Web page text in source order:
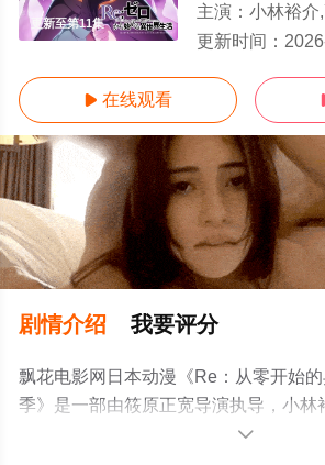
更新至第11集
主演： 小林裕介,高桥李依,新井里美,村川梨衣
更新时间：
 在线观看
剧情介绍 我要评分
飘花电影网日本动漫《Re：从零开始
季》是一部由筱原正宽导演执导，小林
里美,村川梨衣,江口拓也,植田佳奈,铃木
